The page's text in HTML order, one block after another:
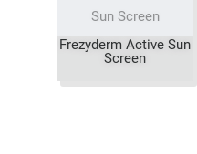
Frezyderm Active Sun
Screen